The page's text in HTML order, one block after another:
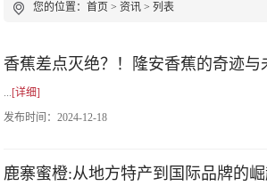
您的位置：首页 >资讯 > 列表
香蕉差点灭绝？！隆安香蕉的奇迹与
...[详细]
发布时间：2024-12-18
鹿寨蜜橙:从地方特产到国际品牌的